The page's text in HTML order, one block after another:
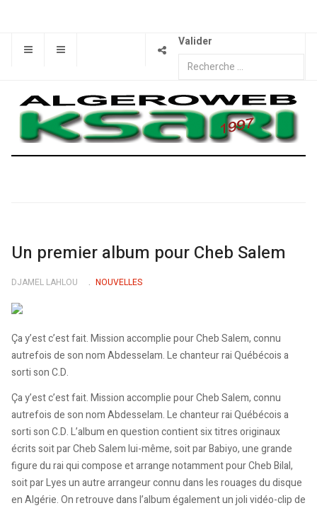
Valider
Un premier album pour Cheb Salem
DJAMEL LAHLOU NOUVELLES
Ça y’est c’est fait. Mission accomplie pour Cheb Salem, connu
autrefois de son nom Abdesselam. Le chanteur rai Québécois a
sorti son C.D.
Ça y’est c’est fait. Mission accomplie pour Cheb Salem, connu
autrefois de son nom Abdesselam. Le chanteur rai Québécois a
sorti son C.D. L’album en question contient six titres originaux
écrits soit par Cheb Salem lui-même, soit par Babiyo, une grande
figure du rai qui compose et arrange notamment pour Cheb Bilal,
soit par Lyes un autre arrangeur connu dans les rouages du disque
en Algérie. On retrouve dans l’album également un joli vidéo-clip de